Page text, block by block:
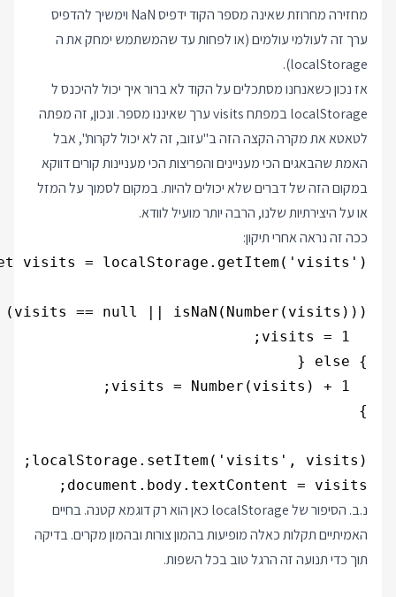
מחזירה מחרוזת שאינה מספר הקוד ידפיס NaN וימשיך להדפיס
ערך זה לעולמי עולמים (או לפחות עד שהמשתמש ימחק את ה
localStorage).
אז נכון כשאנחנו מסתכלים על הקוד לא ברור איך יכול להיכנס ל
localStorage במפתח visits ערך שאיננו מספר. ונכון, זה מפתה
לטאטא את מקרה הקצה הזה ב"עזוב, זה לא יכול לקרות", אבל
האמת שהבאגים הכי מעניינים והפריצות הכי מעניינות קורים דווקא
במקום הזה של דברים שלא יכולים להיות. במקום לסמוך על המזל
או על היצירתיות שלנו, הרבה יותר מועיל לוודא.
ככה זה נראה אחרי תיקון:
document.body.textContent = visits;
נ.ב. הסיפור של localStorage כאן הוא רק דוגמא קטנה. בחיים
האמיתיים תקלות כאלה מופיעות בהמון צורות ובהמון מקרים. בדיקה
תוך כדי תנועה זה הרגל טוב בכל השפות.